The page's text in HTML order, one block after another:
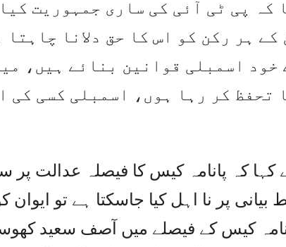
کہ پی ٹی آئی کی ساری جمہوریت
کے ہر رکن کو اس کا حق دلانا
خود اسمبلی قوانین بنائے ہیں،
تحفظ کر رہا ہوں، اسمبلی کسی کی
کہ پانامہ کیس کا فیصلہ عدالت پر
پر نا اہل کیا جاسکتا ہے تو ایوان
کیس کے فیصلے میں آصف سعید